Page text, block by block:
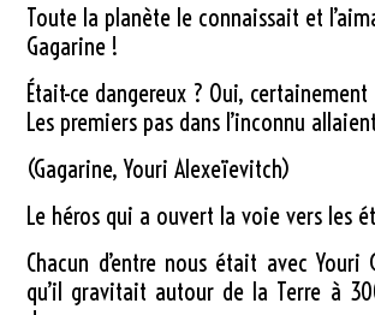
Toute la planète le connaissait et
Gagarine !
Était-ce dangereux ? Oui, certainement
Les premiers pas dans l’inconnu
(Gagarine, Youri Alexeïevitch)
Le héros qui a ouvert la voie vers les
Chacun d’entre nous était avec Youri
qu’il gravitait autour de la Terre à